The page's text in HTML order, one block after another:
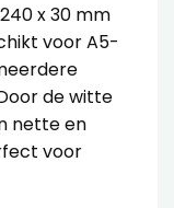
x 30 mm
voor A5-
de witte
nette en
voor